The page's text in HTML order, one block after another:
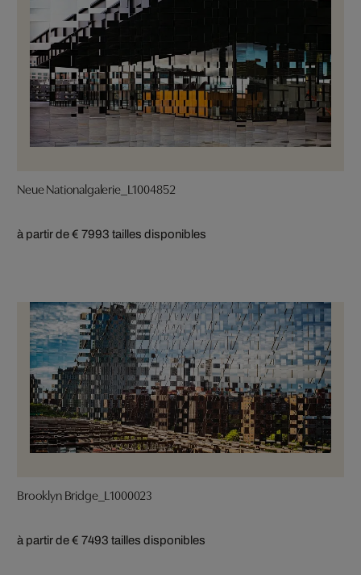
Neue Nationalgalerie_L1004852
à partir de € 7993 tailles disponibles
Brooklyn Bridge_L1000023
à partir de € 7493 tailles disponibles